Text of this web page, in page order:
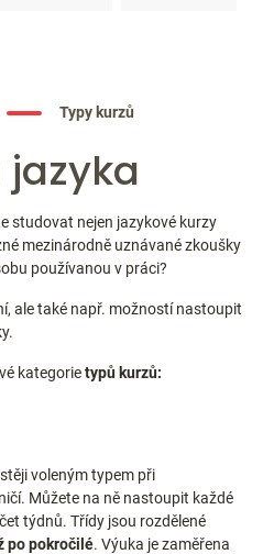
Typy kurzů
jazyka
studovat nejen jazykové kurzy
mezinárodně uznávané zkoušky
používanou v práci?
ale také např. možností nastoupit
kategorietypů kurzů:
voleným typem při
Můžete na ně nastoupit každé
týdnů. Třídy jsou rozdělené
po pokročilé. Výuka je zaměřena